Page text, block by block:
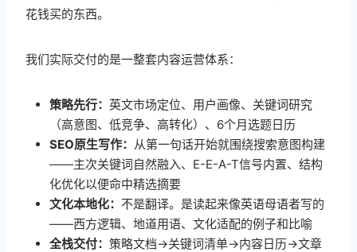
花钱买的东西。
我们实际交付的是一整套内容运营体系：
策略先行： 英文市场定位、用户画像、关键词研究
（高意图、低竞争、高转化）、6个月选题日历
SEO原生写作： 从第一句话开始就围绕搜索意图构建
——主次关键词自然融入、E-E-A-T信号内置、结构
化优化以便命中精选摘要
文化本地化： 不是翻译。是读起来像英语母语者写的
——西方逻辑、地道用语、文化适配的例子和比喻
全栈交付： 策略文档→关键词清单→内容日历→文章